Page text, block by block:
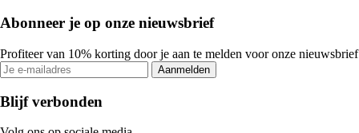
Abonneer je op onze nieuwsbrief
Profiteer van 10% korting door je aan te melden voor onze nieuwsbrief
Aanmelden
Blijf verbonden